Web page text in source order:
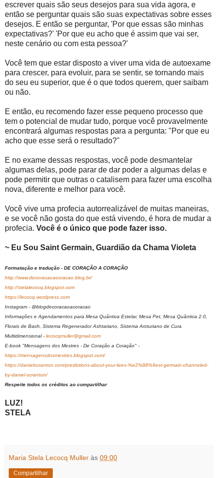
escrever quais são seus desejos para sua vida agora, e
então se perguntar quais são suas expectativas sobre esses
desejos. E então se perguntar, 'Por que essas são minhas
expectativas?' 'Por que eu acho que é assim que vai ser,
neste cenário ou com esta pessoa?'
Você tem que estar disposto a viver uma vida de autoexame
para crescer, para evoluir, para se sentir, se tornando mais
do seu eu superior, que é o que todos querem, quer saibam
ou não.
E então, eu recomendo fazer esse pequeno processo que
tem o potencial de mudar tudo, porque você provavelmente
encontrará algumas respostas para a pergunta: "Por que eu
acho que esse será o resultado?"
E no exame dessas respostas, você pode desmantelar
algumas delas, pode parar de dar poder a algumas delas e
pode permitir que outras o catalisem para fazer uma escolha
nova, diferente e melhor para você.
Você vive uma profecia autorrealizável de muitas maneiras,
e se você não gosta do que está vivendo, é hora de mudar a
profecia. Você é o único que pode fazer isso.
~ Eu Sou Saint Germain, Guardião da Chama Violeta
Formatação e tradução - DE CORAÇÃO A CORAÇÃO
http://www.decoracaoacoracao.blog.br/
http://stelalecocq.blogspot.com
https://lecocq.wordpress.com
Instagram - @blogdecoracaoacoracao
Informações e Agendamentos para Mesa Quântica Estelar, Mesa Pet, Mesa Quântica 2.0,
Florais de Bach, Sistema Regenerador Ashtariano, Sistema Arcturiano de Cura
Multidimensional - lecocqmuller@gmail.com
E-book "Mensagens dos Mestres - De Coração a Coração" -
https://mensagensdosmestres.blogspot.com/
https://danielscranton.com/predictions-about-your-lives-%e2%88%9est-germain-channeled-
by-daniel-scranton/
Respeite todos os créditos ao compartilhar
LUZ!
STELA
Maria Stela Lecocq Muller às 09:00
Compartilhar